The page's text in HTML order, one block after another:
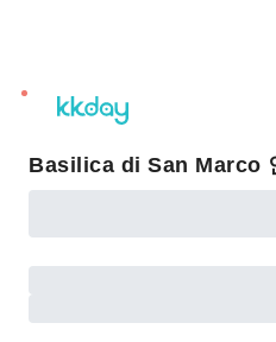
unread
notifications
Basilica di San Marco